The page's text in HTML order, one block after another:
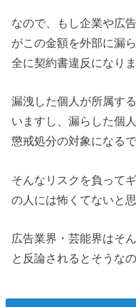
なので、もし企業や広
がこの金額を外部に漏
全に契約書違反になりま
漏洩した個人が所属す
いますし、漏らした個
懲戒処分の対象になるで
そんなリスクを負って
の人には怖くてないと思
広告業界・芸能界はそ
と反論されるとそうな